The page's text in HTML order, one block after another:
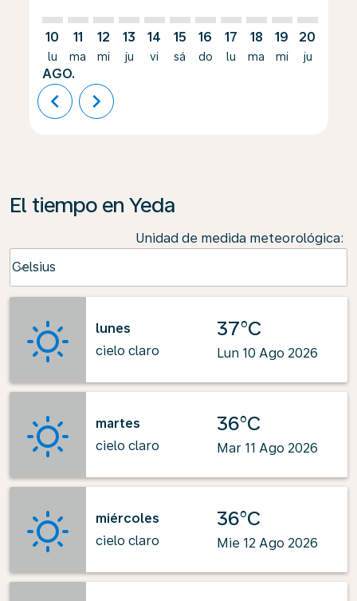
10
lu
AGO.
11
ma
12
mi
13
ju
14
vi
15
sá
16
do
17
lu
18
ma
19
mi
20
ju
chevron_left chevron_right
El tiempo en Yeda
Unidad de medida meteorológica:
Celsius
keyboard_arrow_down
lunes
cielo claro
37°C
Lun 10 Ago 2026
martes
cielo claro
36°C
Mar 11 Ago 2026
miércoles
cielo claro
36°C
Mie 12 Ago 2026